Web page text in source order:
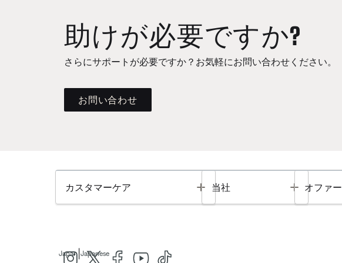
助けが必要ですか?
さらにサポートが必要ですか？お気軽にお問い合わせください。
お問い合わせ
カスタマーケア Toggle
当社 Toggle
オファー
Japan Japanese